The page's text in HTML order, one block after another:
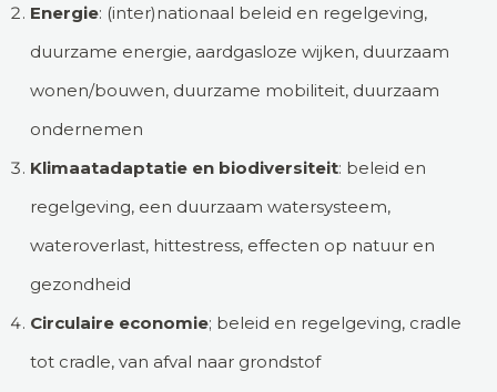
Energie: (inter)nationaal beleid en regelgeving,
duurzame energie, aardgasloze wijken, duurzaam
wonen/bouwen, duurzame mobiliteit, duurzaam
ondernemen
Klimaatadaptatie en biodiversiteit: beleid en
regelgeving, een duurzaam watersysteem,
wateroverlast, hittestress, effecten op natuur en
gezondheid
Circulaire economie; beleid en regelgeving, cradle
tot cradle, van afval naar grondstof